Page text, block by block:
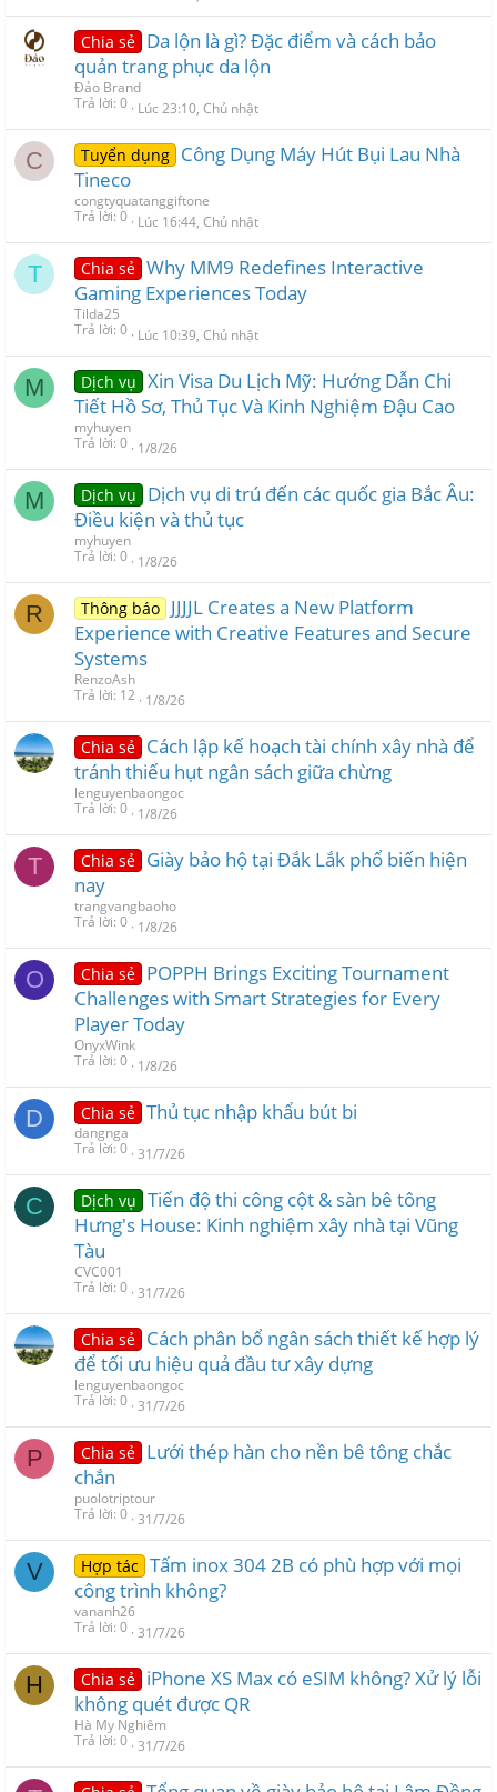
Chia sẻ Da lộn là gì? Đặc điểm và cách bảo
quản trang phục da lộn
Đảo Brand
Trả lời 0 Lúc 23:10, Chủ nhật
C Tuyển dụng Công Dụng Máy Hút Bụi Lau Nhà
Tineco
congtyquatanggiftone
Trả lời 0 Lúc 16:44, Chủ nhật
T Chia sẻ Why MM9 Redefines Interactive
Gaming Experiences Today
Tilda25
Trả lời 0 Lúc 10:39, Chủ nhật
M Dịch vụ Xin Visa Du Lịch Mỹ: Hướng Dẫn Chi
Tiết Hồ Sơ, Thủ Tục Và Kinh Nghiệm Đậu Cao
myhuyen
Trả lời 0 1/8/26
M Dịch vụ
Dịch vụ di trú đến các quốc gia Bắc Âu:
Điều kiện và thủ tục
myhuyen
Trả lời 0 1/8/26
R Thông báo JJJJL Creates a New Platform
Experience with Creative Features and Secure
Systems
RenzoAsh
Trả lời 12 1/8/26
Chia sẻ Cách lập kế hoạch tài chính xây nhà để
tránh thiếu hụt ngân sách giữa chừng
lenguyenbaongoc
Trả lời 0 1/8/26
T Chia sẻ Giày bảo hộ tại Đắk Lắk phổ biến hiện
nay
trangvangbaoho
Trả lời 0 1/8/26
O Chia sẻ POPPH Brings Exciting Tournament
Challenges with Smart Strategies for Every
Player Today
OnyxWink
Trả lời 0 1/8/26
D Chia sẻ Thủ tục nhập khẩu bút bi
dangnga
Trả lời 0 31/7/26
C Dịch vụ Tiến độ thi công cột & sàn bê tông
Hưng's House: Kinh nghiệm xây nhà tại Vũng
Tàu
CVC001
Trả lời 0 31/7/26
Chia sẻ Cách phân bổ ngân sách thiết kế hợp lý
để tối ưu hiệu quả đầu tư xây dựng
lenguyenbaongoc
Trả lời 0 31/7/26
P Chia sẻ Lưới thép hàn cho nền bê tông chắc
chắn
puolotriptour
Trả lời 0 31/7/26
V Hợp tác Tấm inox 304 2B có phù hợp với mọi
công trình không?
vananh26
Trả lời 0 31/7/26
H Chia sẻ iPhone XS Max có eSIM không? Xử lý lỗi
không quét được QR
Hà My Nghiêm
Trả lời 0 31/7/26